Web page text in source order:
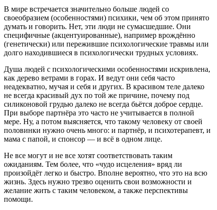
В мире встречается значительно больше людей со
своеобразием (особенностями) психики, чем об этом принято
думать и говорить. Нет, эти люди не сумасшедшие. Они
специфичные (акцентуированные), например врождённо
(генетически) или пережившие психологические травмы или
долго находившиеся в психологически трудных условиях.
Душа людей с психологическими особенностями искривлена,
как дерево ветрами в горах. И ведут они себя часто
неадекватно, мучая и себя и других. В красивом теле далеко
не всегда красивый дух по той же причине, почему под
силиконовой грудью далеко не всегда бьётся доброе сердце.
При выборе партнёра это часто не учитывается в полной
мере. Ну, а потом выясняется, что такому человеку от своей
половинки нужно очень много: и партнёр, и психотерапевт, и
мама с папой, и спонсор — и всё в одном лице.
Не все могут и не все хотят соответствовать таким
ожиданиям. Тем более, что «чудо исцеления» вряд ли
произойдёт легко и быстро. Вполне вероятно, что это на всю
жизнь. Здесь нужно трезво оценить свои возможности и
желание жить с таким человеком, а также перспективы
помощи.